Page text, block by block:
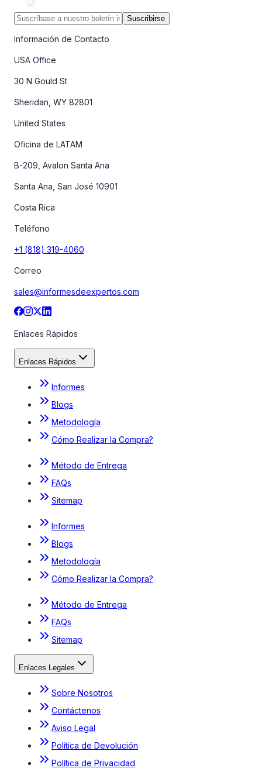
Suscribirse
Información de Contacto
USA Office
30 N Gould St
Sheridan, WY 82801
United States
Oficina de LATAM
B-209, Avalon Santa Ana
Santa Ana, San José 10901
Costa Rica
Teléfono
+1 (818) 319-4060
Correo
sales@informesdeexpertos.com
Enlaces Rápidos
Enlaces Rápidos
Informes
Blogs
Metodología
Cómo Realizar la Compra?
Método de Entrega
FAQs
Sitemap
Informes
Blogs
Metodología
Cómo Realizar la Compra?
Método de Entrega
FAQs
Sitemap
Enlaces Legales
Sobre Nosotros
Contáctenos
Aviso Legal
Política de Devolución
Política de Privacidad